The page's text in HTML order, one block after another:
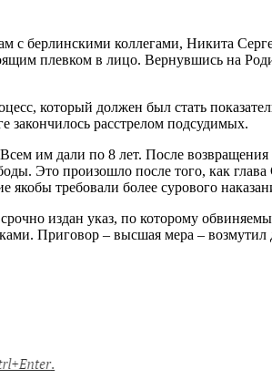
берлинскими коллегами, Никита
плевком в лицо. Вернувшись на
который должен был стать
закончилось расстрелом подсудимых.
им дали по 8 лет. После
Это произошло после того, как
требовали более сурового
издан указ, по которому
Приговор – высшая мера –